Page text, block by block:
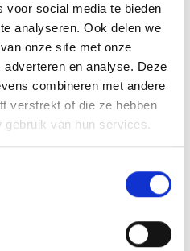
voor social media te bieden
analyseren. Ook delen we
onze site met onze
en analyse. Deze
combineren met andere
verstrekt of die ze hebben
van hun services.